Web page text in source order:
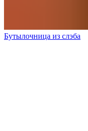
Бутылочница из слэба